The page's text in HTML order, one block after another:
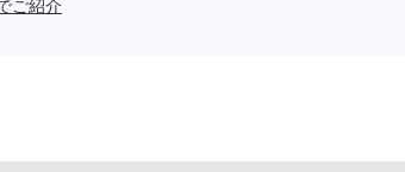
ご紹介